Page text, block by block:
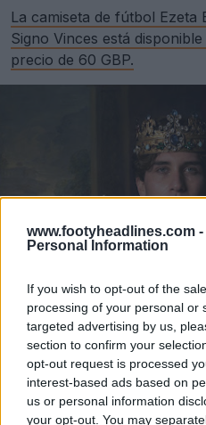
www.footyheadlines.com -
Personal Information
If you wish to opt-out of the
processing of your personal or
targeted advertising by us,
section to confirm your
opt-out request is processed
interest-based ads based on
us or personal information
your opt-out. You may
La camiseta de fútbol
Signo Vinces está
precio de 60 GBP.